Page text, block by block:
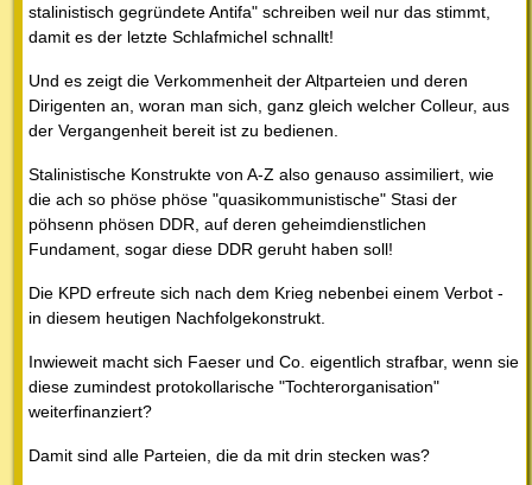
stalinistisch gegründete Antifa" schreiben weil nur das stimmt,
damit es der letzte Schlafmichel schnallt!
Und es zeigt die Verkommenheit der Altparteien und deren
Dirigenten an, woran man sich, ganz gleich welcher Colleur, aus
der Vergangenheit bereit ist zu bedienen.
Stalinistische Konstrukte von A-Z also genauso assimiliert, wie
die ach so phöse phöse "quasikommunistische" Stasi der
pöhsenn phösen DDR, auf deren geheimdienstlichen
Fundament, sogar diese DDR geruht haben soll!
Die KPD erfreute sich nach dem Krieg nebenbei einem Verbot -
in diesem heutigen Nachfolgekonstrukt.
Inwieweit macht sich Faeser und Co. eigentlich strafbar, wenn sie
diese zumindest protokollarische "Tochterorganisation"
weiterfinanziert?
Damit sind alle Parteien, die da mit drin stecken was?